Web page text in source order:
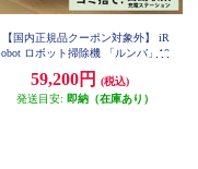
【国内正規品クーポン対象外】 iR
obot ロボット掃除機 「ルンバ」10
ラス オートエンプティ）充電ステ
ーション ホワイト オンライン限
59,200円
(税込)
発送目安: 即納（在庫あり）